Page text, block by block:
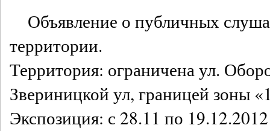
Объявление о публичных
территории.
Территория: ограничена ул.
Звериницкой ул, границей зоны
Экспозиция: с 28.11 по